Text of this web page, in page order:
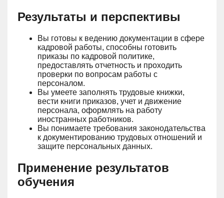
Результаты и перспективы
Вы готовы к ведению документации в сфере
кадровой работы, способны готовить
приказы по кадровой политике,
предоставлять отчетность и проходить
проверки по вопросам работы с
персоналом.
Вы умеете заполнять трудовые книжки,
вести книги приказов, учет и движение
персонала, оформлять на работу
иностранных работников.
Вы понимаете требования законодательства
к документированию трудовых отношений и
защите персональных данных.
Применение результатов
обучения